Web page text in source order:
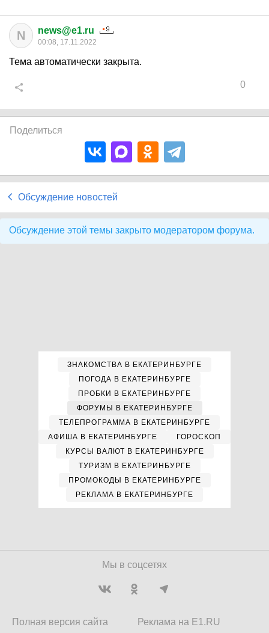
N news@e1.ru
00:08, 17.11.2022
Тема автоматически закрыта.
0
Поделиться
Обсуждение новостей
Обсуждение этой темы закрыто модератором форума.
ЗНАКОМСТВА В ЕКАТЕРИНБУРГЕ
ПОГОДА В ЕКАТЕРИНБУРГЕ
ПРОБКИ В ЕКАТЕРИНБУРГЕ
ФОРУМЫ В ЕКАТЕРИНБУРГЕ
ТЕЛЕПРОГРАММА В ЕКАТЕРИНБУРГЕ
АФИША В ЕКАТЕРИНБУРГЕ
ГОРОСКОП
КУРСЫ ВАЛЮТ В ЕКАТЕРИНБУРГЕ
ТУРИЗМ В ЕКАТЕРИНБУРГЕ
ПРОМОКОДЫ В ЕКАТЕРИНБУРГЕ
РЕКЛАМА В ЕКАТЕРИНБУРГЕ
Мы в соцсетях
Полная версия сайта
Реклама на E1.RU